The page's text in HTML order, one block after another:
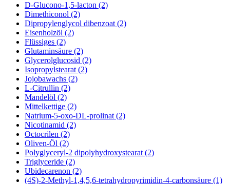
D-Glucono-1,5-lacton (2)
Dimethiconol (2)
Dipropylenglycol dibenzoat (2)
Eisenholzöl (2)
Flüssiges (2)
Glutaminsäure (2)
Glycerolglucosid (2)
Isopropylstearat (2)
Jojobawachs (2)
L-Citrullin (2)
Mandelöl (2)
Mittelkettige (2)
Natrium-5-oxo-DL-prolinat (2)
Nicotinamid (2)
Octocrilen (2)
Oliven-Öl (2)
Polyglyceryl-2 dipolyhydroxystearat (2)
Triglyceride (2)
Ubidecarenon (2)
(4S)-2-Methyl-1,4,5,6-tetrahydropyrimidin-4-carbonsäure (1)